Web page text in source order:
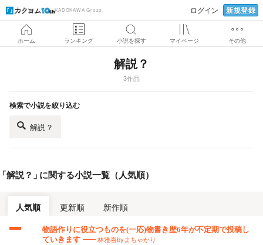
KADOKAWA Group ログイン 新規登録
ホーム ランキング 小説を探す マイページ その他
解説？
3作品
検索で小説を絞り込む
解説？
解説？ 」に関する小説一覧（人気順）
人気順 更新順 新作順
物語作りに役立つものを(一応)物書き歴6年が不定期で投稿し
ていきます
林雅喜byまちゃかり